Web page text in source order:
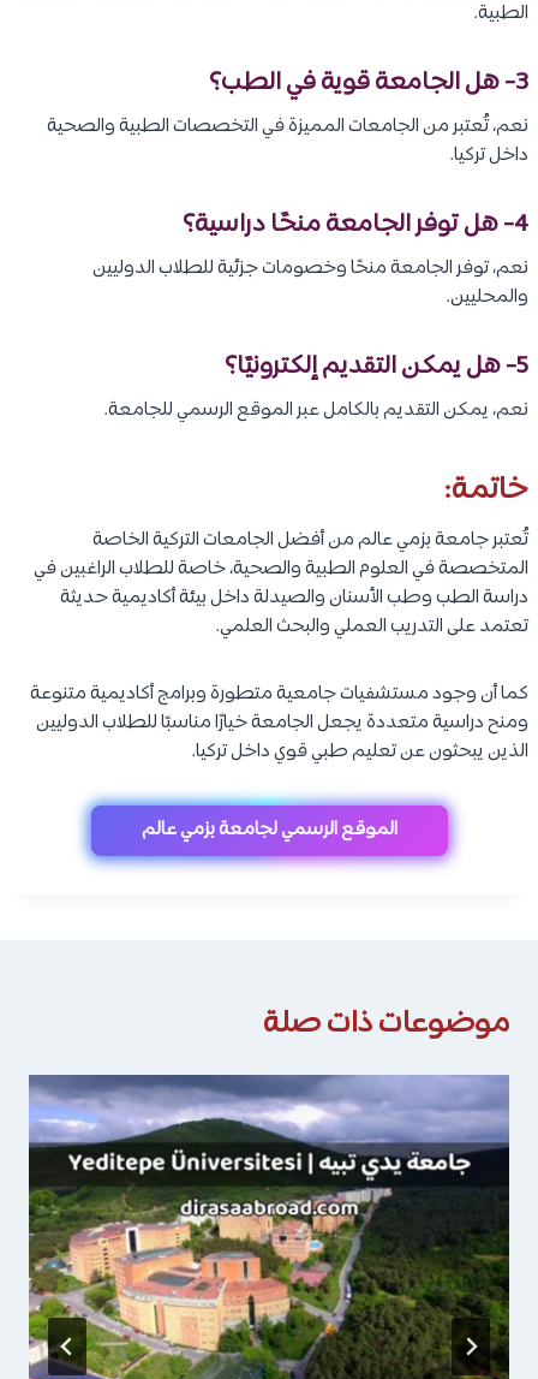
الطبية.
3- هل الجامعة قوية في الطب؟
نعم، تُعتبر من الجامعات المميزة في التخصصات الطبية والصحية
داخل تركيا.
4- هل توفر الجامعة منحًا دراسية؟
نعم، توفر الجامعة منحًا وخصومات جزئية للطلاب الدوليين
والمحليين.
5- هل يمكن التقديم إلكترونيًا؟
نعم، يمكن التقديم بالكامل عبر الموقع الرسمي للجامعة.
خاتمة:
تُعتبر جامعة بزمي عالم من أفضل الجامعات التركية الخاصة
المتخصصة في العلوم الطبية والصحية، خاصة للطلاب الراغبين في
دراسة الطب وطب الأسنان والصيدلة داخل بيئة أكاديمية حديثة
تعتمد على التدريب العملي والبحث العلمي.
كما أن وجود مستشفيات جامعية متطورة وبرامج أكاديمية متنوعة
ومنح دراسية متعددة يجعل الجامعة خيارًا مناسبًا للطلاب الدوليين
الذين يبحثون عن تعليم طبي قوي داخل تركيا.
الموقع الرسمي لجامعة بزمي عالم
موضوعات ذات صلة